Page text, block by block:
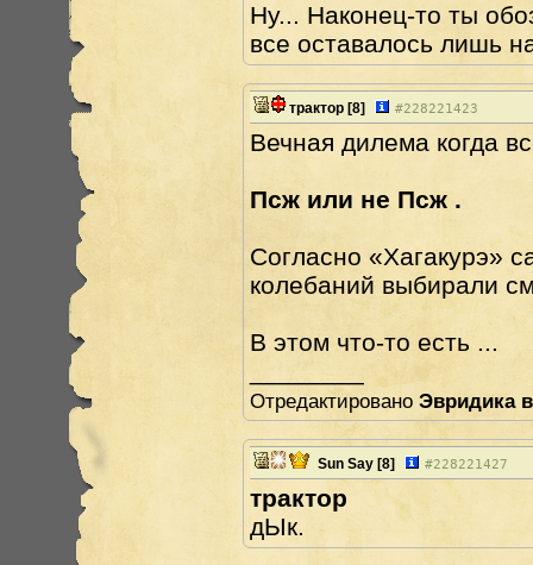
Ну... Наконец-то ты
все оставалось лишь
трактор [8] #228221423
Вечная дилема когда
Псж или не Псж .
Согласно «Хагакурэ»
колебаний выбирали
В этом что-то есть ...
________
Отредактировано Эвридика
Sun Say [8] #228221427
трактор
дЫк.